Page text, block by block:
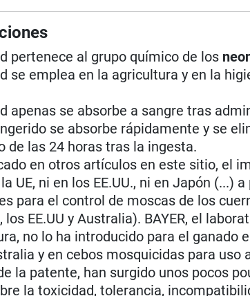
pertenece al grupo químico de los
se emplea en la agricultura y en la
apenas se absorbe a sangre tras
se absorbe rápidamente y se
de las 24 horas tras la ingesta.
en otros artículos en este sitio, el
UE, ni en los EE.UU., ni en Japón
para el control de moscas de los
los EE.UU y Australia). BAYER, el
no lo ha introducido para el ganado
y en cebos mosquicidas para
la patente, han surgido unos pocos
la toxicidad, tolerancia,